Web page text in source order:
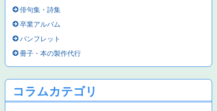
俳句集・詩集
卒業アルバム
パンフレット
冊子・本の製作代行
コラムカテゴリ